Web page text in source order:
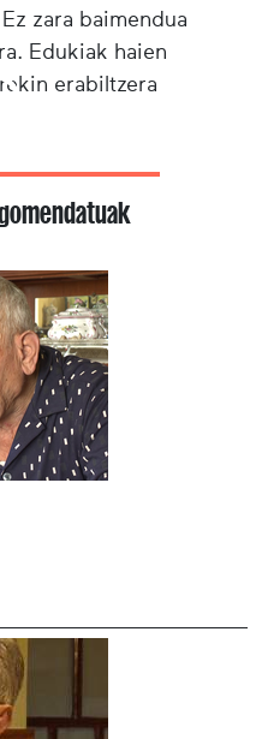
zara baimendua
Edukiak haien
erabiltzera